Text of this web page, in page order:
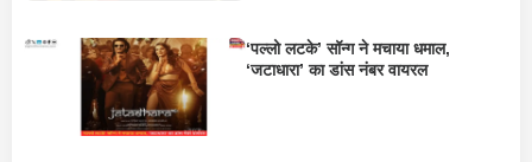
‘पल्लो लटके’ सॉन्ग ने मचाया धमाल,
‘जटाधारा’ का डांस नंबर वायरल